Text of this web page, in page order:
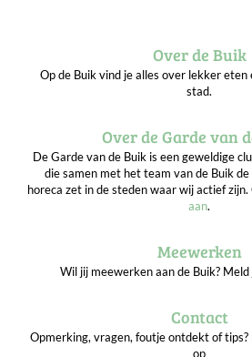
Over de Buik
Op de Buik vind je alles over lekker eten
stad.
Over de Garde van
De Garde van de Buik is een geweldige
die samen met het team van de Buik
horeca zet in de steden waar wij actief zijn.
aan.
Meewerken
Wil jij meewerken aan de Buik? Meld
Contact
Opmerking, vragen, foutje ontdekt of
op